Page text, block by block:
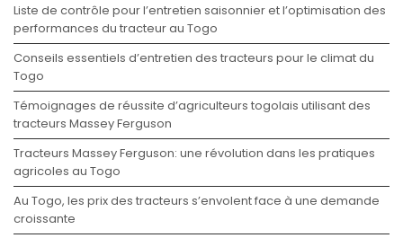
Liste de contrôle pour l’entretien saisonnier et l’optimisation des
performances du tracteur au Togo
Conseils essentiels d’entretien des tracteurs pour le climat du
Togo
Témoignages de réussite d’agriculteurs togolais utilisant des
tracteurs Massey Ferguson
Tracteurs Massey Ferguson: une révolution dans les pratiques
agricoles au Togo
Au Togo, les prix des tracteurs s’envolent face à une demande
croissante